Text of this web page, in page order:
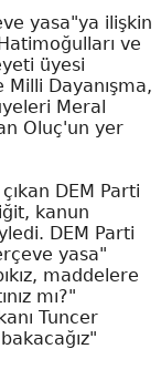
yasa"ya ilişkin
ve
üyesi
Dayanışma,
Meral
Oluç'un yer
DEM Parti
kanun
DEM Parti
yasa"
maddelere
mı?"
Tuncer